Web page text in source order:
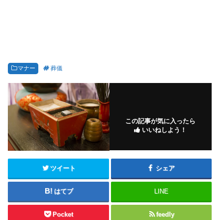
マナー 葬儀
この記事が気に入ったら
いいねしよう！
ツイート シェア
はてブ LINE
Pocket feedly